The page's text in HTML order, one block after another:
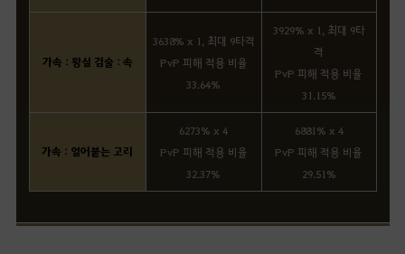
가속 : 왕실 검술 : 속
3638% x 1, 최대 9타격
PvP 피해 적용 비율
33.64%
3929% x 1, 최대 9타
격
PvP 피해 적용 비율
31.15%
가속 : 얼어붙는 고리
6273% x 4
PvP 피해 적용 비율
32.37%
6881% x 4
PvP 피해 적용 비율
29.51%